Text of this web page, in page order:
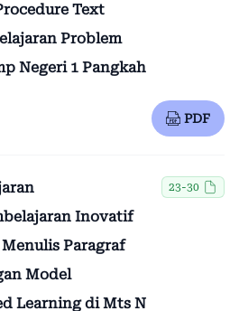
Text
Problem
Negeri 1 Pangkah
PDF
Inovatif
Paragraf
Model
Learning di Mts N
23-30